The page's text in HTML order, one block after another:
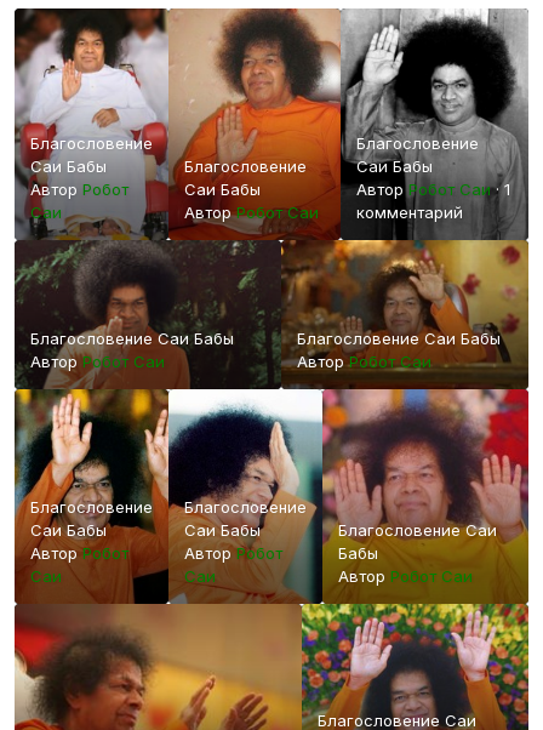
Благословение
Саи Бабы
Автор Робот
Саи
Благословение
Саи Бабы
АвторРобот Саи
Благословение
Саи Бабы
АвторРобот Саи·1
комментарий
Благословение Саи Бабы
АвторРобот Саи
Благословение Саи Бабы
АвторРобот Саи
Благословение
Саи Бабы
АвторРобот
Саи
Благословение
Саи Бабы
АвторРобот
Саи
Благословение Саи
Бабы
АвторРобот Саи
Благословение Саи